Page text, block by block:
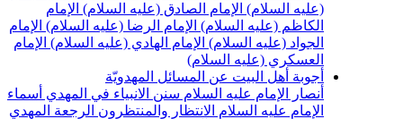
الإمام الصادق (عليه السلام) الإمام
(عليه السلام) الإمام الرضا (عليه السلام) الإمام
(عليه السلام) الإمام الهادي (عليه السلام) الإمام
(عليه السلام)
أهل البيت عن المسائل المهدويّة
الإمام عليه السلامسنن الانبياء في المهديأسماء
عليه السلامالانتظار والمنتظرونالرجعةالمهدي